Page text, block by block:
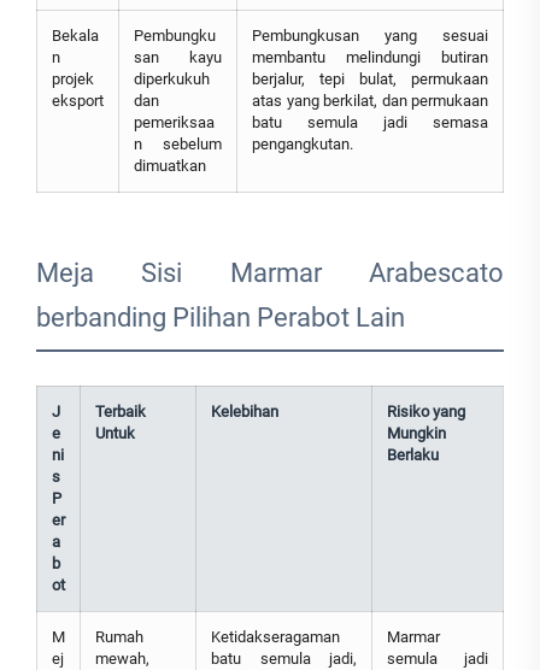
Bekala
n
projek
eksport
Pembungku
san kayu
diperkukuh
dan
pemeriksaa
n sebelum
dimuatkan
Pembungkusan yang sesuai
membantu melindungi butiran
berjalur, tepi bulat, permukaan
atas yang berkilat, dan permukaan
batu semula jadi semasa
pengangkutan.
Meja Sisi Marmar Arabescato
berbanding Pilihan Perabot Lain
J
e
ni
s
P
er
a
b
ot
Terbaik
Untuk
Kelebihan
Risiko yang
Mungkin
Berlaku
M
ej
Rumah
mewah,
Ketidakseragaman
batu semula jadi,
Marmar
semula jadi